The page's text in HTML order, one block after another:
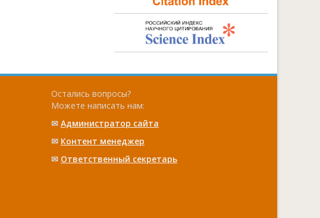
Остались вопросы?
Можете написать нам:
✉ Администратор сайта
✉ Контент менеджер
✉ Ответственный cекретарь